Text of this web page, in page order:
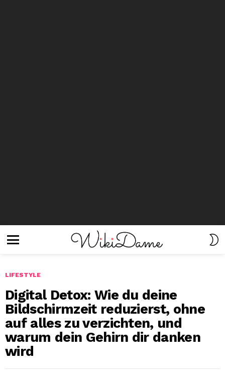
LIFESTYLE
Digital Detox: Wie du deine
Bildschirmzeit reduzierst, ohne
auf alles zu verzichten, und
warum dein Gehirn dir danken
wird